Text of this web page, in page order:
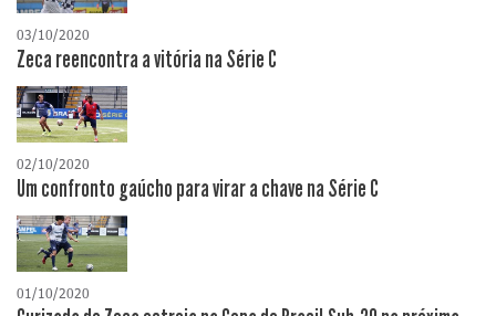
03/10/2020
Zeca reencontra a vitória na Série C
02/10/2020
Um confronto gaúcho para virar a chave na Série C
01/10/2020